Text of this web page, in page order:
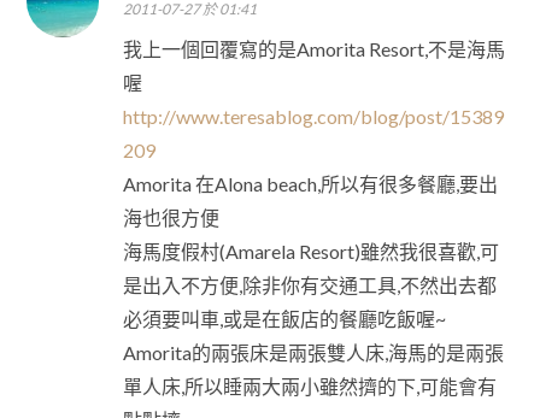
2011-07-27 於 01:41
我上一個回覆寫的是Amorita Resort,不是海馬
喔
http://www.teresablog.com/blog/post/15389
209
Amorita 在Alona beach,所以有很多餐廳,要出
海也很方便
海馬度假村(Amarela Resort)雖然我很喜歡,可
是出入不方便,除非你有交通工具,不然出去都
必須要叫車,或是在飯店的餐廳吃飯喔~
Amorita的兩張床是兩張雙人床,海馬的是兩張
單人床,所以睡兩大兩小雖然擠的下,可能會有